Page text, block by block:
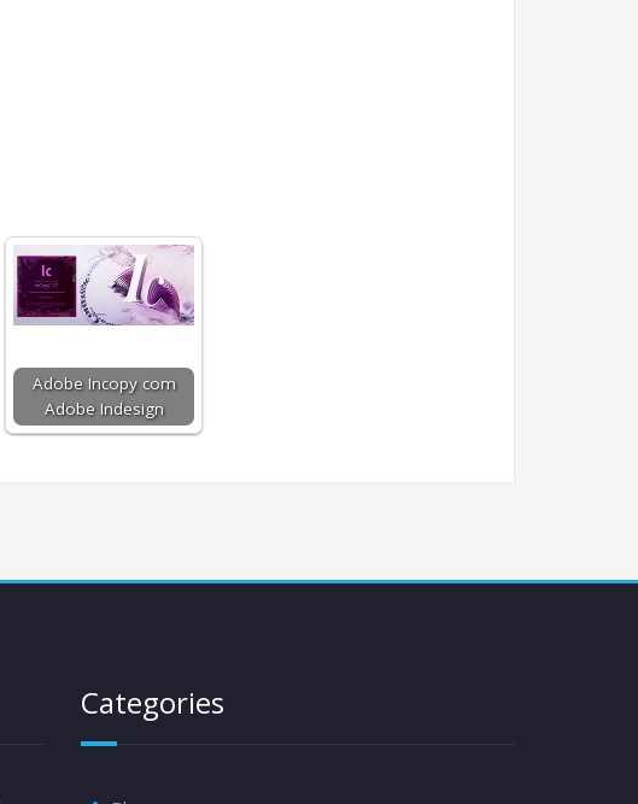
Adobe Incopy com
Adobe Indesign
Categories